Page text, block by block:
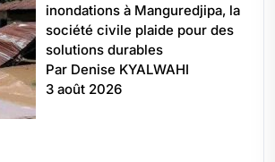
inondations à Manguredjipa, la
société civile plaide pour des
solutions durables
Par Denise KYALWAHI
3 août 2026